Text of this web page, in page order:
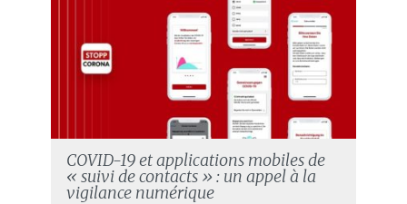
COVID-19 et applications mobiles de
« suivi de contacts » : un appel à la
vigilance numérique